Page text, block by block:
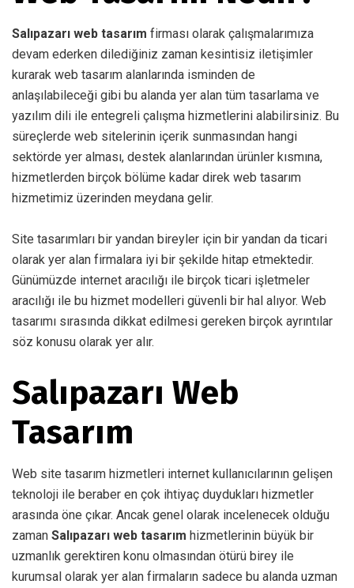
Salıpazarı web tasarım firması olarak çalışmalarımıza
devam ederken dilediğiniz zaman kesintisiz iletişimler
kurarak web tasarım alanlarında isminden de
anlaşılabileceği gibi bu alanda yer alan tüm tasarlama ve
yazılım dili ile entegreli çalışma hizmetlerini alabilirsiniz. Bu
süreçlerde web sitelerinin içerik sunmasından hangi
sektörde yer alması, destek alanlarından ürünler kısmına,
hizmetlerden birçok bölüme kadar direk web tasarım
hizmetimiz üzerinden meydana gelir.
Site tasarımları bir yandan bireyler için bir yandan da ticari
olarak yer alan firmalara iyi bir şekilde hitap etmektedir.
Günümüzde internet aracılığı ile birçok ticari işletmeler
aracılığı ile bu hizmet modelleri güvenli bir hal alıyor. Web
tasarımı sırasında dikkat edilmesi gereken birçok ayrıntılar
söz konusu olarak yer alır.
Salıpazarı Web
Tasarım
Web site tasarım hizmetleri internet kullanıcılarının gelişen
teknoloji ile beraber en çok ihtiyaç duydukları hizmetler
arasında öne çıkar. Ancak genel olarak incelenecek olduğu
zaman Salıpazarı web tasarım hizmetlerinin büyük bir
uzmanlık gerektiren konu olmasından ötürü birey ile
kurumsal olarak yer alan firmaların sadece bu alanda uzman